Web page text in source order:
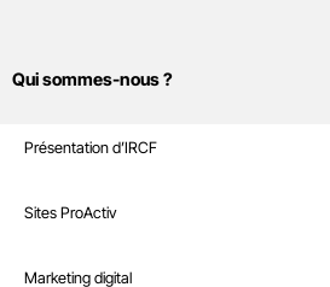
Qui sommes-nous ?
Présentation d’IRCF
Sites Internet
Sites ProActiv
Marketing digital
Marketing digital
Infrastructure